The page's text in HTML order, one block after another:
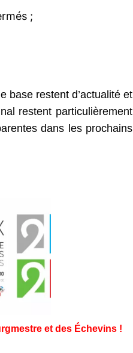
;
base restent d’actualité et
restent particulièrement
dans les prochains
et des Échevins !